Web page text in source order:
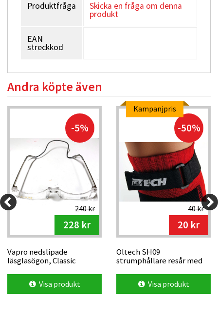
Produktfråga Skicka en fråga om denna
produkt
EAN
streckkod
Andra köpte även
-5%
240 kr
228 kr
Vapro nedslipade
läsglasögon, Classic
Visa produkt
Kampanjpris
-50%
40 kr
20 kr
Oltech SH09
strumphållare resår med
Visa produkt